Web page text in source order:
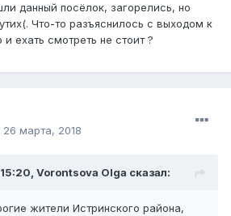
данный посёлок, загорелись, но
Что-то разъяснилось с выходом к
ехать смотреть не стоит ?
26 марта, 2018
Vorontsova Olga сказал:
жители Истринского района,